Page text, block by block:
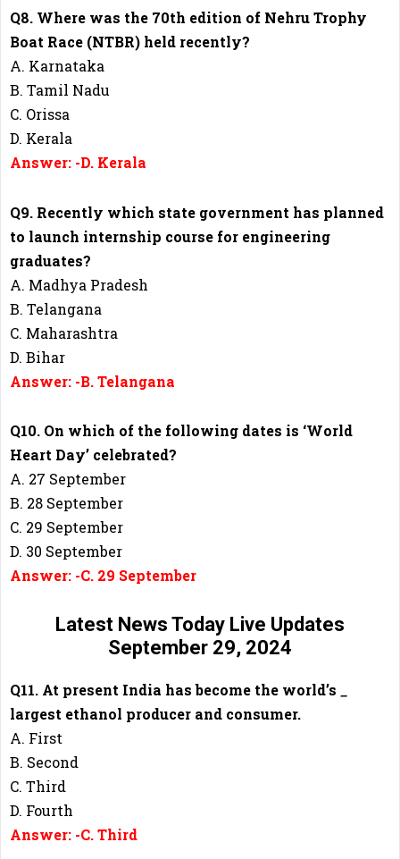
Q8. Where was the 70th edition of Nehru Trophy
Boat Race (NTBR) held recently?
A. Karnataka
B. Tamil Nadu
C. Orissa
D. Kerala
Answer: -D. Kerala
Q9. Recently which state government has planned
to launch internship course for engineering
graduates?
A. Madhya Pradesh
B. Telangana
C. Maharashtra
D. Bihar
Answer: -B. Telangana
Q10. On which of the following dates is ‘World
Heart Day’ celebrated?
A. 27 September
B. 28 September
C. 29 September
D. 30 September
Answer: -C. 29 September
Latest News Today Live Updates
September 29, 2024
Q11. At present India has become the world’s
largest ethanol producer and consumer.
A. First
B. Second
C. Third
D. Fourth
Answer: -C. Third